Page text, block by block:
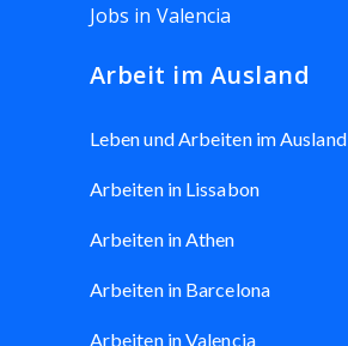
Jobs in Valencia
Arbeit im Ausland
Leben und Arbeiten im Ausland
Arbeiten in Lissabon
Arbeiten in Athen
Arbeiten in Barcelona
Arbeiten in Valencia